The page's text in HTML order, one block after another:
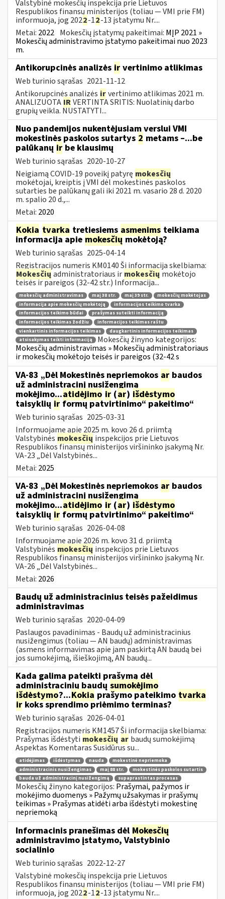
Valstybinė mokesčių inspekcija prie Lietuvos
Respublikos finansų ministerijos (toliau — VMI prie FM)
informuoja, jog 2022-12-13 įstatymu Nr....
Metai: 2022 Mokesčių įstatymų pakeitimai: MĮP 2021 »
Mokesčių administravimo įstatymo pakeitimai nuo 2023
m.
Antikorupcinės analizės ir vertinimo atlikimas
Web turinio sąrašas 2021-11-12
Antikorupcinės analizės irvertinimo atlikimas 2021 m.
ANALIZUOTA IRVERTINTA SRITIS: Nuolatinių darbo
grupių veikla. NUSTATYTI...
Nuo pandemijos nukentėjusiam verslui VMI
mokestinės paskolos sutartys 2 metams –...be
palūkanų ir be klausimų
Web turinio sąrašas 2020-10-27
Neigiamą COVID-19 poveikį patyrę mokesčių
mokėtojai, kreiptis į VMI dėl mokestinės paskolos
sutarties be palūkanų gali iki 2021 m. vasario 28 d. 2020
m. spalio 20 d.,...
Metai: 2020
Kokia tvarka tretiesiems asmenims teikiama
informacija apie mokesčiųmokėtoją?
Web turinio sąrašas 2025-04-14
Registracijos numeris KM0140 Ši informacija skelbiama:
Mokesčių administratoriaus ir mokesčių mokėtojo
teisės ir pareigos (32-42 str.) Informacija...
mokesčių administravimas maį 38 str. maį 39 str.
mokesčių mokėtojas
informacija apie mokesčių mokėtoją
informacijos teikimo tvarka
informacijos teikimo būdai
prašymas suteikti informaciją
informacijos teikimas žodžiu
informacijos teikimas raštu
vienkartinis informacijos teikimas
daugkartinis informacijos teikimas
atsisakymas teikti informaciją
Mokesčių žinyno kategorijos:
Mokesčių administravimas » Mokesčių administratoriaus
ir mokesčių mokėtojo teisės ir pareigos (32-42 s
VA-83 „Dėl Mokestinės nepriemokos ar baudos
už administracinį nusižengimą
mokėjimo...atidėjimo ir (ar) išdėstymo
taisyklių ir formų patvirtinimo“ pakeitimo“
Web turinio sąrašas 2025-03-31
Informuojame apie 2025 m. kovo 26 d. priimtą
Valstybinės mokesčių inspekcijos prie Lietuvos
Respublikos finansų ministerijos viršininko įsakymą Nr.
VA-23 „Dėl Valstybinės...
Metai: 2025
VA-83 „Dėl Mokestinės nepriemokos ar baudos
už administracinį nusižengimą
mokėjimo...atidėjimo ir (ar) išdėstymo
taisyklių ir formų patvirtinimo“ pakeitimo“
Web turinio sąrašas 2026-04-08
Informuojame apie 2026 m. kovo 31 d. priimtą
Valstybinės mokesčių inspekcijos prie Lietuvos
Respublikos finansų ministerijos viršininko įsakymą Nr.
VA-26 „Dėl Valstybinės...
Metai: 2026
Baudų už administracinius teisės pažeidimus
administravimas
Web turinio sąrašas 2020-04-09
Paslaugos pavadinimas - Baudų už administracinius
nusižengimus (toliau — AN baudų) administravimas
(asmens informavimas apie jam paskirtą AN baudą bei
jos sumokėjimą, išieškojimą, AN baudų...
Kada galima pateikti prašymą dėl
administracinių baudų sumokėjimo
išdėstymo?...Kokia prašymo pateikimo tvarka
irkoks sprendimo priėmimo terminas?
Web turinio sąrašas 2026-04-01
Registracijos numeris KM1457 Ši informacija skelbiama:
Prašymas išdėstyti mokesčių ar baudų sumokėjimą
Aspektas Komentaras Susidūrus su...
atidėjimas išdėstymas nauda
mokestinė nepriemoka
administracinis nusižengimas
maį 88 str.
mokestinės paskolos sutartis
bauda už administracinį nusižengimą
supaprastintas procesas
Mokesčių žinyno kategorijos: Prašymai, pažymos ir
mokėjimo duomenys » Pažymų užsakymas ir prašymų
teikimas » Prašymas atidėti arba išdėstyti mokestinę
nepriemoką
Informacinis pranešimas dėl Mokesčių
administravimo įstatymo, Valstybinio
socialinio
Web turinio sąrašas 2022-12-27
Valstybinė mokesčių inspekcija prie Lietuvos
Respublikos finansų ministerijos (toliau — VMI prie FM)
informuoja, jog 2022-12-13 įstatymu Nr....